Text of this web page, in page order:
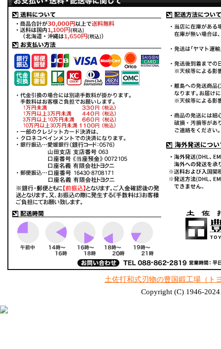
土佐打和式刃物の豊国鍛工場（ト
Copyright (C) 1946-